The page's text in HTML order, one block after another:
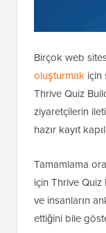
Birçok web
oluşturmak için
Thrive Quiz
ziyaretçilerin
hazır kayıt
Tamamlama
için Thrive
ve insanların
ettiğini bile